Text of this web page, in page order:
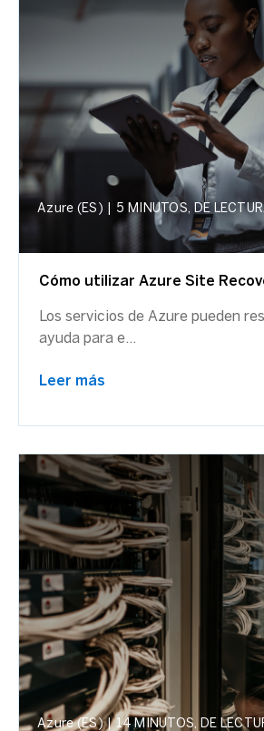
Azure (ES) 5 MINUTOS, DE
Cómo utilizar Azure Site
Los servicios de Azure pueden
ayuda para e...
Leer más
Azure (ES) | 14 MINUTOS, DE